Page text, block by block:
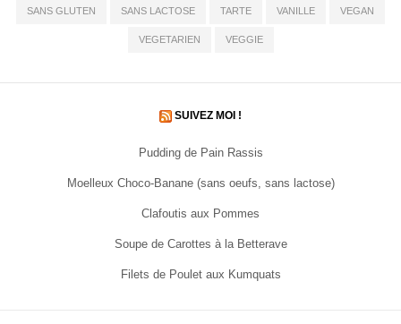
SANS GLUTEN SANS LACTOSE TARTE VANILLE VEGAN
VEGETARIEN VEGGIE
SUIVEZ MOI !
Pudding de Pain Rassis
Moelleux Choco-Banane (sans oeufs, sans lactose)
Clafoutis aux Pommes
Soupe de Carottes à la Betterave
Filets de Poulet aux Kumquats